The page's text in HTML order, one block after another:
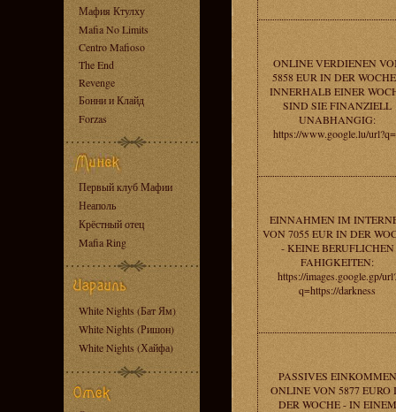
Мафия Ктулху
Mafia No Limits
Centro Mafioso
The End
Revenge
Бонни и Клайд
Forzas
Первый клуб Мафии
Неаполь
Крёстный отец
Mafia Ring
White Nights (Бат Ям)
White Nights (Ришон)
White Nights (Хайфа)
ONLINE VERDIENEN
5858 EUR IN DER
INNERHALB EINER
SIND SIE FINANZIELL
UNABHANGIG:
https://www.google.lu/
EINNAHMEN IM
VON 7055 EUR IN DER
- KEINE BERUFLICHEN
FAHIGKEITEN:
https://images.google.gp/
q=https://darkness
PASSIVES EINKOMMEN
ONLINE VON 5877 EURO
DER WOCHE - IN EINEM